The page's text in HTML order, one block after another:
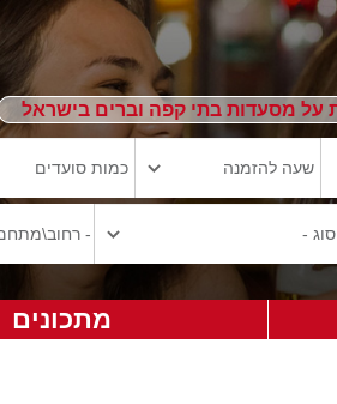
מסעדות בתי קפה וברים בישראל
מתכונים